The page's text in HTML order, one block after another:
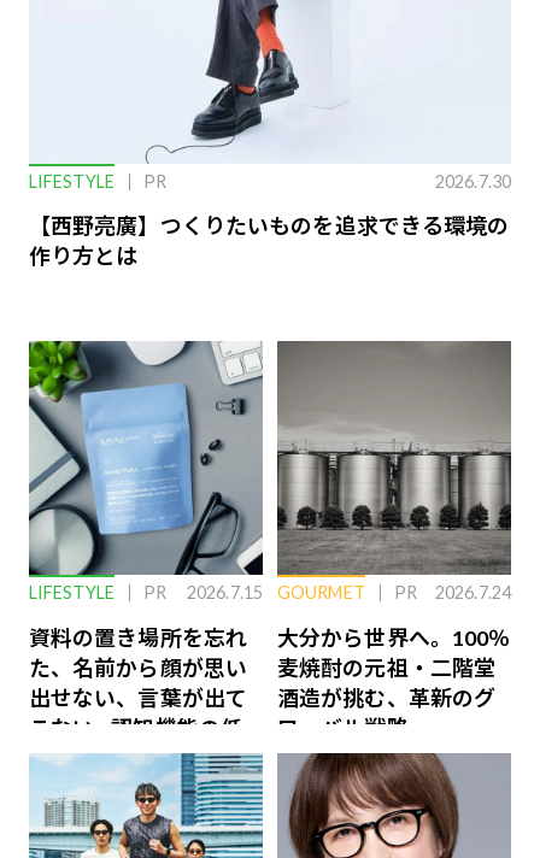
LIFESTYLE PR 2026.7.30
【西野亮廣】つくりたいものを追求できる環境の
作り方とは
LIFESTYLE PR 2026.7.15
資料の置き場所を忘れ
た、名前から顔が思い
出せない、言葉が出て
こない…認知機能の低
下を救う、脳のインナ
ーケアとは
GOURMET PR 2026.7.24
大分から世界へ。100％
麦焼酎の元祖・二階堂
酒造が挑む、革新のグ
ローバル戦略